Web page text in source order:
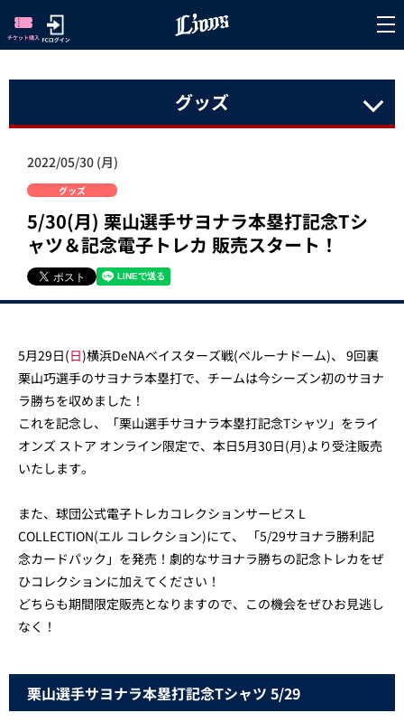
グッズ
2022/05/30 (月)
グッズ
5/30(月) 栗山選手サヨナラ本塁打記念Tシ
ャツ＆記念電子トレカ 販売スタート！
5月29日(日)横浜DeNAベイスターズ戦(ベルーナドーム)、 9回裏
栗山巧選手のサヨナラ本塁打で、チームは今シーズン初のサヨナ
ラ勝ちを収めました！
これを記念し、「栗山選手サヨナラ本塁打記念Tシャツ」をライ
オンズ ストア オンライン限定で、本日5月30日(月)より受注販売
いたします。
また、球団公式電子トレカコレクションサービス L
COLLECTION(エル コレクション)にて、 「5/29サヨナラ勝利記
念カードパック」を発売！劇的なサヨナラ勝ちの記念トレカをぜ
ひコレクションに加えてください！
どちらも期間限定販売となりますので、この機会をぜひお見逃し
なく！
栗山選手サヨナラ本塁打記念Tシャツ 5/29